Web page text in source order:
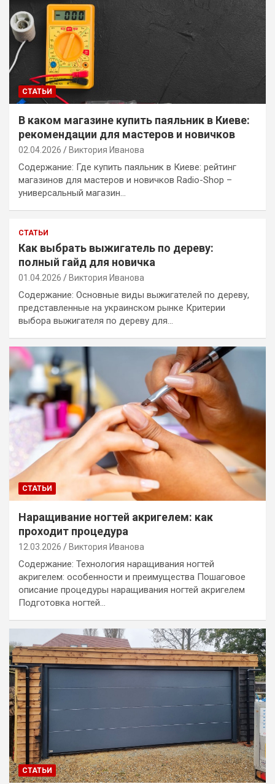
СТАТЬИ
В каком магазине купить паяльник в Киеве:
рекомендации для мастеров и новичков
02.04.2026 Виктория Иванова
Содержание: Где купить паяльник в Киеве: рейтинг
магазинов для мастеров и новичков Radio-Shop –
универсальный магазин…
СТАТЬИ
Как выбрать выжигатель по дереву:
полный гайд для новичка
01.04.2026 Виктория Иванова
Содержание: Основные виды выжигателей по дереву,
представленные на украинском рынке Критерии
выбора выжигателя по дереву для…
СТАТЬИ
Наращивание ногтей акригелем: как
проходит процедура
12.03.2026 Виктория Иванова
Содержание: Технология наращивания ногтей
акригелем: особенности и преимущества Пошаговое
описание процедуры наращивания ногтей акригелем
Подготовка ногтей…
СТАТЬИ